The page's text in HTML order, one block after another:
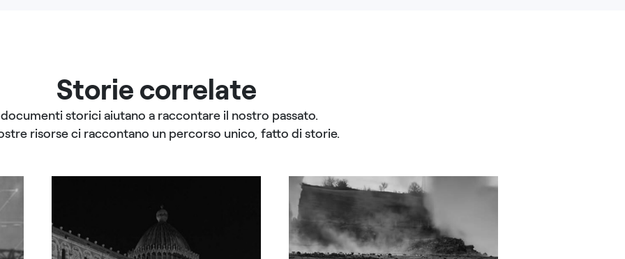
Storie correlate
storici aiutano a raccontare il nostro passato.
risorse ci raccontano un percorso unico, fatto di storie.